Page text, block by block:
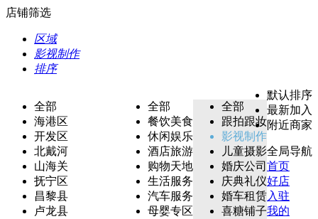
店铺筛选
区域
影视制作
排序
全部
海港区
开发区
北戴河
山海关
抚宁区
昌黎县
卢龙县
全部
餐饮美食
休闲娱乐
酒店旅游
购物天地
生活服务
汽车服务
母婴专区
全部
跟拍跟妆
影视制作
儿童摄影
婚庆公司
庆典礼仪
婚车租赁
喜糖铺子
默认排序
最新加入
附近商家
全局导航
首页
好店
入驻
我的